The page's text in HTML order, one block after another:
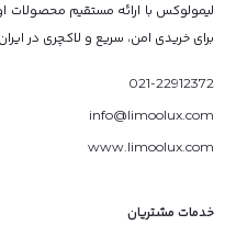
لیمولوکس با ارائه مستقیم محصولات
برای خریدی امن، سریع و لاکچری در
021-22912372
info@limoolux.com
www.limoolux.com
خدمات مشتریان